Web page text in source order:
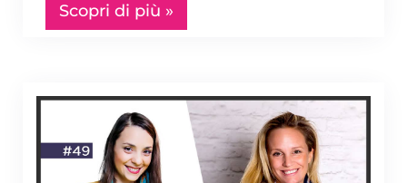
Scopri di più »